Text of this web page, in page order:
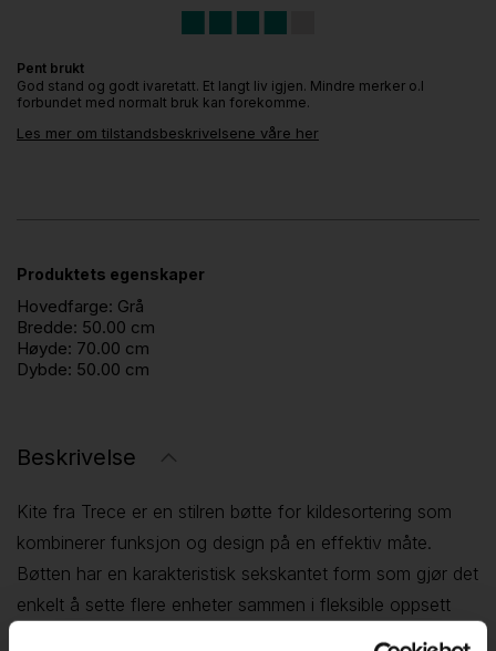
Pent brukt
God stand og godt ivaretatt. Et langt liv igjen. Mindre merker o.l
forbundet med normalt bruk kan forekomme.
Les mer om tilstandsbeskrivelsene våre her
Produktets egenskaper
Hovedfarge: Grå
Bredde: 50.00 cm
Høyde: 70.00 cm
Dybde: 50.00 cm
Beskrivelse
Kite fra Trece er en stilren bøtte for kildesortering som
kombinerer funksjon og design på en effektiv måte.
Bøtten har en karakteristisk sekskantet form som gjør det
enkelt å sette flere enheter sammen i fleksible oppsett